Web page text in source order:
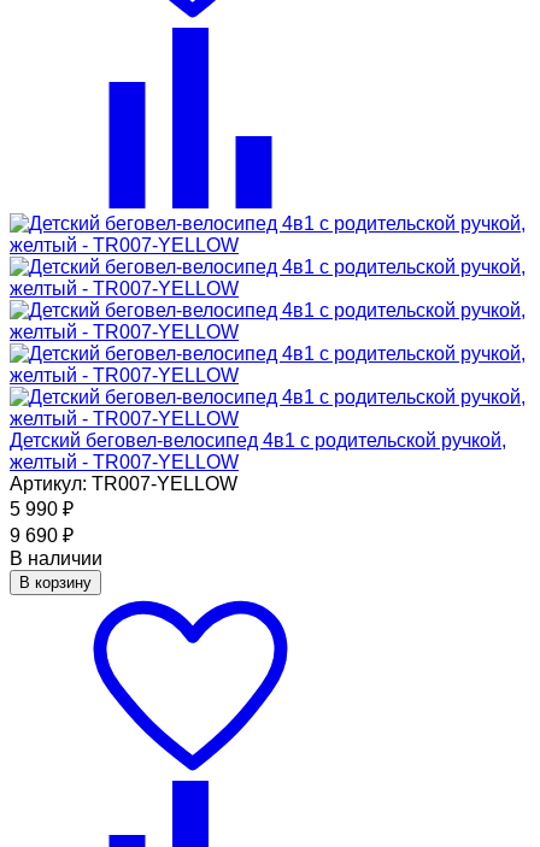
Детский беговел-велосипед 4в1 с родительской ручкой,
желтый - TR007-YELLOW
Артикул: TR007-YELLOW
5 990 ₽
9 690 ₽
В наличии
В корзину